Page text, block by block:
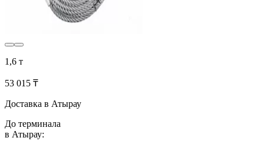
1,6 т
53 015 ₸
Доставка в Атырау
До терминала
в Атырау: